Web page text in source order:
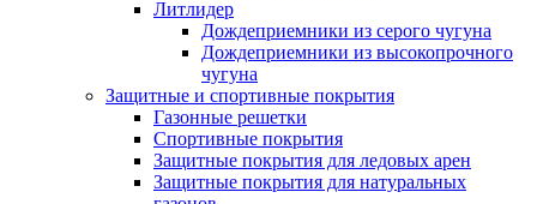
Литлидер
Дождеприемники из серого чугуна
Дождеприемники из высокопрочного
чугуна
Защитные и спортивные покрытия
Газонные решетки
Спортивные покрытия
Защитные покрытия для ледовых арен
Защитные покрытия для натуральных